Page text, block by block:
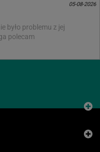
05-08-2026
było problemu z jej
polecam